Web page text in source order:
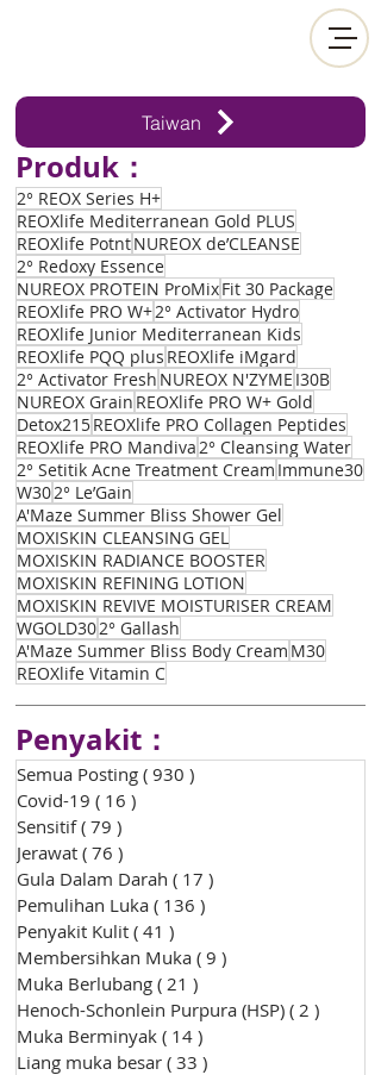
Taiwan
Produk：
2° REOX Series H+
REOXlife Mediterranean Gold PLUS
REOXlife PotntNUREOX de’CLEANSE
2° Redoxy Essence
NUREOX PROTEIN ProMixFit 30 Package
REOXlife PRO W+2° Activator Hydro
REOXlife Junior Mediterranean Kids
REOXlife PQQ plus REOXlife iMgard
2° Activator Fresh NUREOX N'ZYME I30B
NUREOX Grain REOXlife PRO W+ Gold
Detox215REOXlife PRO Collagen Peptides
REOXlife PRO Mandiva2° Cleansing Water
2° Setitik Acne Treatment Cream Immune30
W302° Le’Gain
A'Maze Summer Bliss Shower Gel
MOXISKIN CLEANSING GEL
MOXISKIN RADIANCE BOOSTER
MOXISKIN REFINING LOTION
MOXISKIN REVIVE MOISTURISER CREAM
WGOLD302° Gallash
A'Maze Summer Bliss Body Cream M30
REOXlife Vitamin C
Penyakit：
Semua Posting ( 930 )
Covid-19 ( 16 )
Sensitif ( 79 )
Jerawat ( 76 )
Gula Dalam Darah ( 17 )
Pemulihan Luka ( 136 )
Penyakit Kulit ( 41 )
Membersihkan Muka ( 9 )
Muka Berlubang ( 21 )
Henoch-Schonlein Purpura (HSP) ( 2 )
Muka Berminyak ( 14 )
Liang muka besar ( 33 )